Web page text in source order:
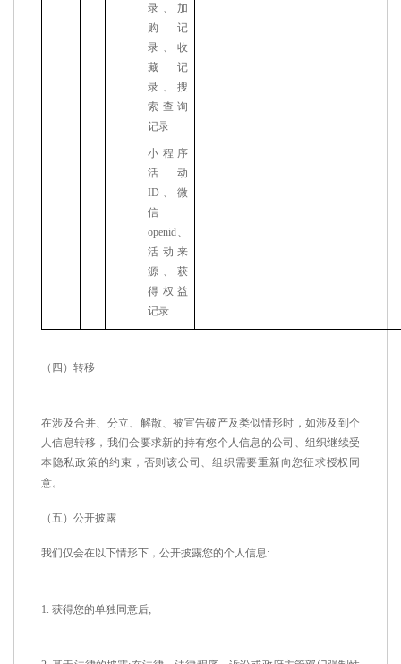
录、加
购记
录、收
藏记
录、搜
索查询
记录
小程序
活动
ID 、微
信
openid、
活动来
源、获
得权益
记录
（四）转移
在涉及合并、分立、解散、被宣告破产及类似情形时，如涉及到个
人信息转移，我们会要求新的持有您个人信息的公司、组织继续受
本隐私政策的约束，否则该公司、组织需要重新向您征求授权同
意。
（五）公开披露
我们仅会在以下情形下，公开披露您的个人信息:
1. 获得您的单独同意后;